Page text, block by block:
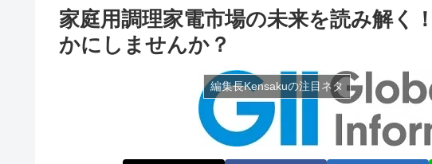
家庭用調理家電市場の未来を読み解く
かにしませんか？
編集長Kensakuの注目ネタ